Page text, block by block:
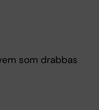
som drabbas